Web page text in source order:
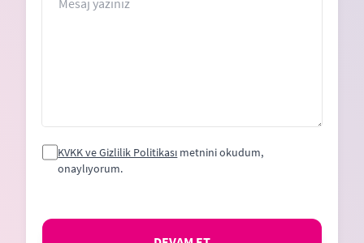
KVKK ve Gizlilik Politikası metnini okudum,
onaylıyorum.